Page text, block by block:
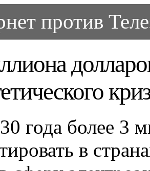
против
года более 3
в